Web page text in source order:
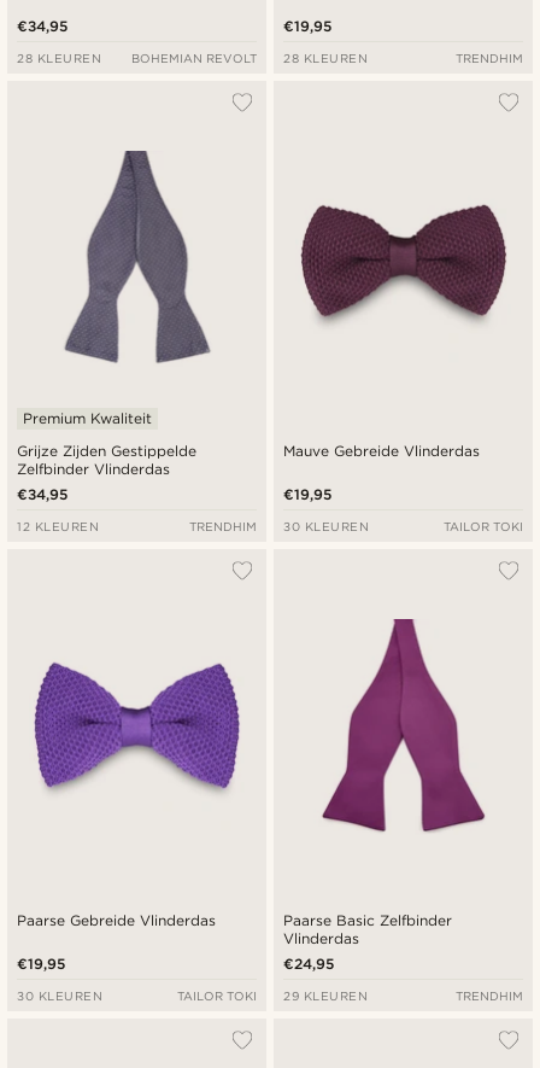
€34,95
28 KLEUREN BOHEMIAN REVOLT
€19,95
28 KLEUREN TRENDHIM
Grijze Zijden Gestippelde
Zelfbinder Vlinderdas
Premium Kwaliteit
€34,95
12 KLEUREN TRENDHIM
Mauve Gebreide Vlinderdas
€19,95
30 KLEUREN TAILOR TOKI
Paarse Gebreide Vlinderdas
€19,95
30 KLEUREN TAILOR TOKI
Paarse Basic Zelfbinder
Vlinderdas
€24,95
29 KLEUREN TRENDHIM